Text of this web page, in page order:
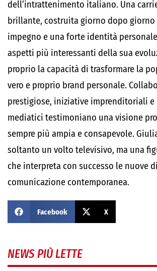
dell’intrattenimento italiano. Una
brillante, costruita giorno dopo giorno
impegno e una forte identità
aspetti più interessanti della sua
proprio la capacità di trasformare la
vero e proprio brand personale.
prestigiose, iniziative imprenditoriali
mediatici testimoniano una visione
sempre più ampia e consapevole.
soltanto un volto televisivo, ma una
che interpreta con successo le nuove
comunicazione contemporanea.
Facebook X
NEWS PIÙ LETTE